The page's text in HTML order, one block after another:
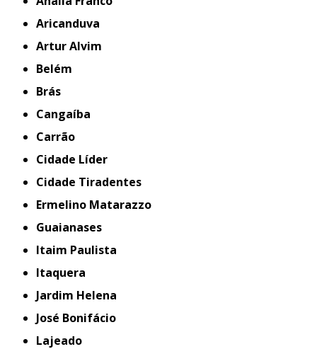
Aricanduva
Artur Alvim
Belém
Brás
Cangaíba
Carrão
Cidade Líder
Cidade Tiradentes
Ermelino Matarazzo
Guaianases
Itaim Paulista
Itaquera
Jardim Helena
José Bonifácio
Lajeado